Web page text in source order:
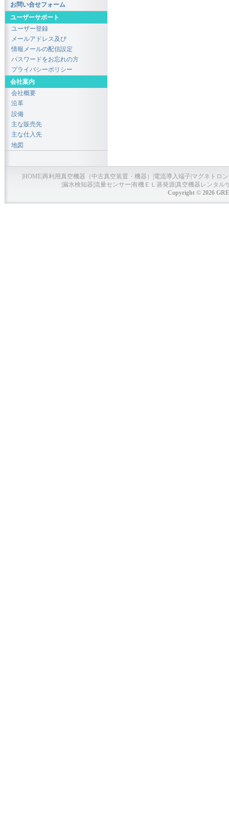
お問い合せフォーム
ユーザーサポート
ユーザー登録
メールアドレス及び
情報メールの配信設定
パスワードをお忘れの方
プライバシーポリシー
会社案内
会社概要
沿革
設備
主な販売先
主な仕入先
地図
HOME再利用真空機器（中古真空装置・機器） 電流導入端子 マグネトロ
漏水検知器 流量センサー 有機ＥＬ蒸発源真空機器レンタル
Copyright © 2026